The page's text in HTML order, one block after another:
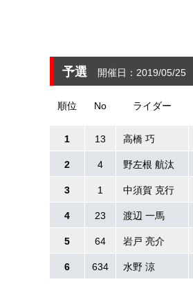
予選 開催日：2019/05/25
順位 No ライダー
1 13 高橋 巧
2 4 野左根 航汰
3 1 中須賀 克行
4 23 渡辺 一馬
5 64 岩戸 亮介
6 634 水野 涼